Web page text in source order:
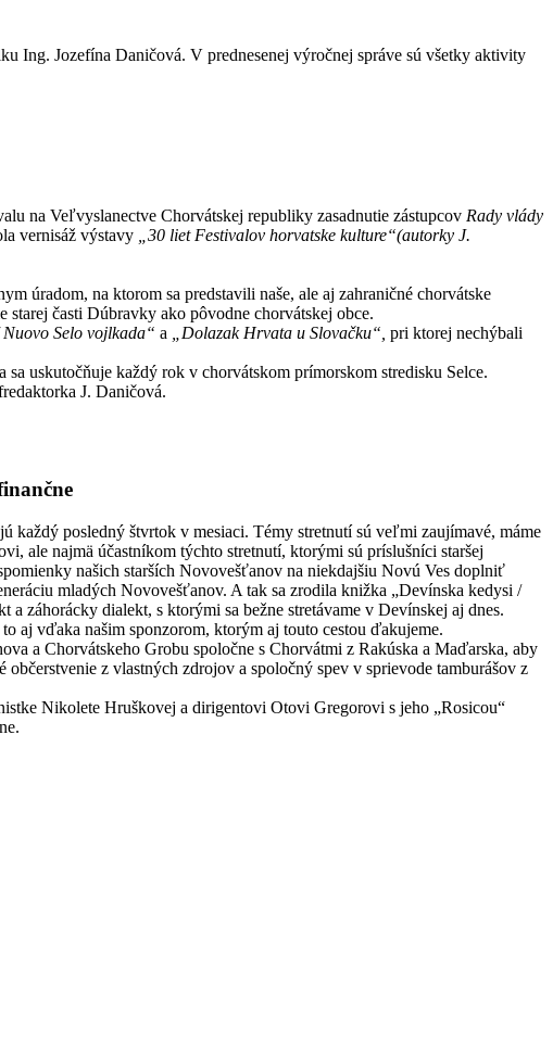
Ing. Jozefína Daničová. V prednesenej výročnej správe sú všetky aktivity
na Veľvyslanectve Chorvátskej republiky zasadnutie zástupcov Rady vlády
vernisáž výstavy
„30 liet Festivalov horvatske kulture“(autorky J.
úradom, na ktorom sa predstavili naše, ale aj zahraničné chorvátske
časti Dúbravky ako pôvodne chorvátskej obce.
Selo vojlkada“ a „Dolazak Hrvata u Slovačku“, pri ktorej nechýbali
uskutočňuje každý rok v chorvátskom prímorskom stredisku Selce.
J. Daničová.
posledný štvrtok v mesiaci. Témy stretnutí sú veľmi zaujímavé, máme
ale najmä účastníkom týchto stretnutí, ktorými sú príslušníci staršej
našich starších Novovešťanov na niekdajšiu Novú Ves doplniť
mladých Novovešťanov. A tak sa zrodila knižka „Devínska kedysi /
záhorácky dialekt, s ktorými sa bežne stretávame v Devínskej aj dnes.
aj vďaka našim sponzorom, ktorým aj touto cestou ďakujeme.
a Chorvátskeho Grobu spoločne s Chorvátmi z Rakúska a Maďarska, aby
z vlastných zdrojov a spoločný spev v sprievode tamburášov z
Nikolete Hruškovej a dirigentovi Otovi Gregorovi s jeho „Rosicou“